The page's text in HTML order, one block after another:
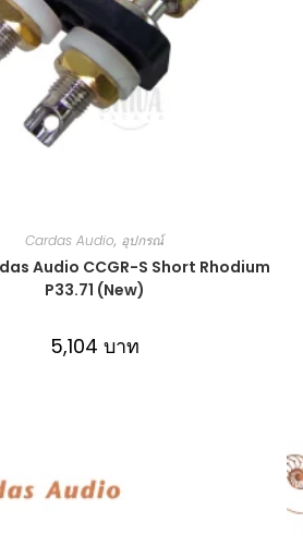
Cardas Audio, อุปกรณ์
Audio CCGR-S Short Rhodium
P33.71 (New)
5,104 บาท